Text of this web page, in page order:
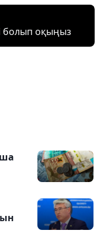
болып оқыңыз